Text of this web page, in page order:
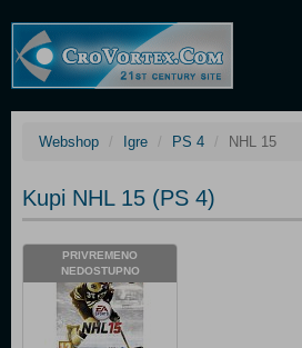
Webshop Igre PS 4 NHL 15
Kupi NHL 15 (PS 4)
PRIVREMENO
NEDOSTUPNO